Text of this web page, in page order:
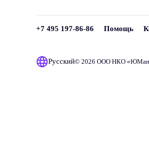
+7 495 197-86-86 Помощь
Русский© 2026 ООО НКО «